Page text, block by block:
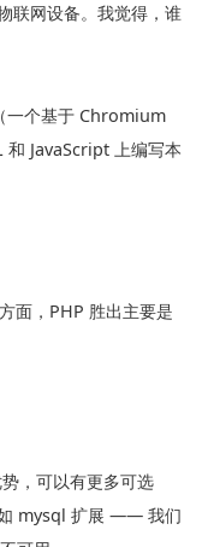
联网设备。我觉得，谁
一个基于 Chromium
JavaScript 上编写本
面，PHP 胜出主要是
，可以有更多可选
如 mysql 扩展 —— 我们